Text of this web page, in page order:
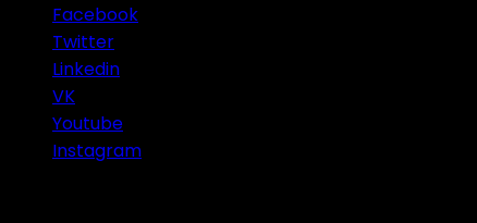
Facebook
Twitter
Linkedin
VK
Youtube
Instagram